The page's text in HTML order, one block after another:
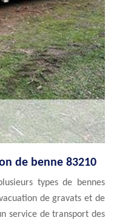
de benne 83210
types de bennes
de gravats et de
service de transport des